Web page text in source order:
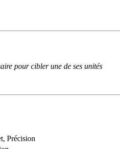
pour cibler une de ses unités
Précision